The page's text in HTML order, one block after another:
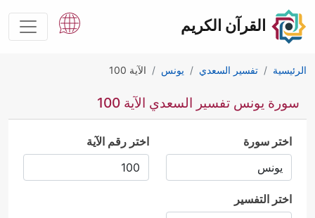
القرآن الكريم
الرئيسية تفسير السعدي يونس الآية 100
سورة يونس تفسير السعدي الآية 100
اختر سورة اختر رقم الآية
اختر التفسير